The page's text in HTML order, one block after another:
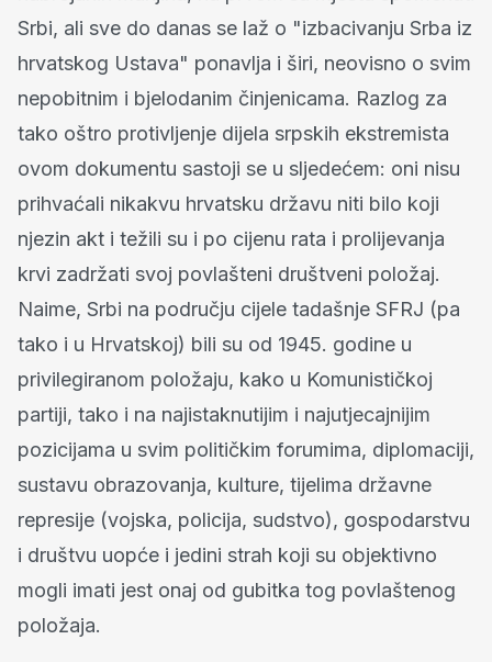
Srbi, ali sve do danas se laž o "izbacivanju Srba iz
hrvatskog Ustava" ponavlja i širi, neovisno o svim
nepobitnim i bjelodanim činjenicama. Razlog za
tako oštro protivljenje dijela srpskih ekstremista
ovom dokumentu sastoji se u sljedećem: oni nisu
prihvaćali nikakvu hrvatsku državu niti bilo koji
njezin akt i težili su i po cijenu rata i prolijevanja
krvi zadržati svoj povlašteni društveni položaj.
Naime, Srbi na području cijele tadašnje SFRJ (pa
tako i u Hrvatskoj) bili su od 1945. godine u
privilegiranom položaju, kako u Komunističkoj
partiji, tako i na najistaknutijim i najutjecajnijim
pozicijama u svim političkim forumima, diplomaciji,
sustavu obrazovanja, kulture, tijelima državne
represije (vojska, policija, sudstvo), gospodarstvu
i društvu uopće i jedini strah koji su objektivno
mogli imati jest onaj od gubitka tog povlaštenog
položaja.